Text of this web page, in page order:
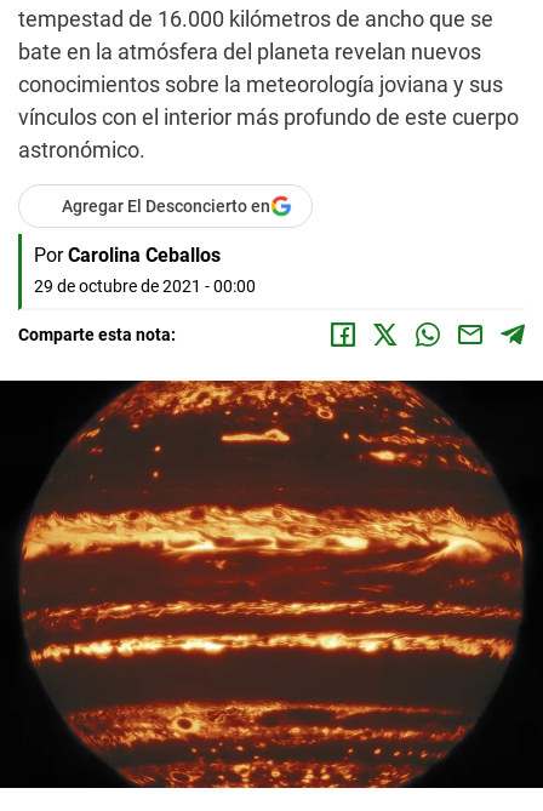
tempestad de 16.000 kilómetros de ancho que se
bate en la atmósfera del planeta revelan nuevos
conocimientos sobre la meteorología joviana y sus
vínculos con el interior más profundo de este cuerpo
astronómico.
Agregar El Desconcierto en
Por Carolina Ceballos
29 de octubre de 2021 - 00:00
Comparte esta nota: